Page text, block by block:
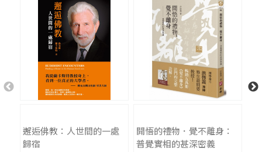
邂逅佛教：人世間的一處
歸宿
開悟的禮物．覺不離身：
普覺實相的甚深密義